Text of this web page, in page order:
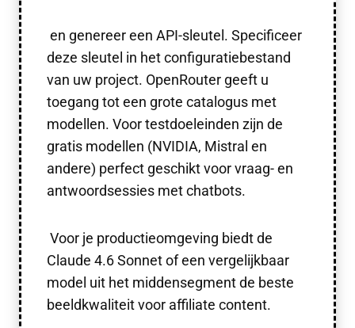
en genereer een API-sleutel. Specificeer
deze sleutel in het configuratiebestand
van uw project. OpenRouter geeft u
toegang tot een grote catalogus met
modellen. Voor testdoeleinden zijn de
gratis modellen (NVIDIA, Mistral en
andere) perfect geschikt voor vraag- en
antwoordsessies met chatbots.
Voor je productieomgeving biedt de
Claude 4.6 Sonnet of een vergelijkbaar
model uit het middensegment de beste
beeldkwaliteit voor affiliate content.